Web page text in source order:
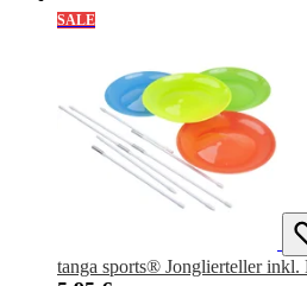
SALE
tanga sports® Jonglierteller inkl.